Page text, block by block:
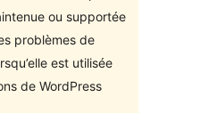
ou supportée
problèmes de
est utilisée
de WordPress